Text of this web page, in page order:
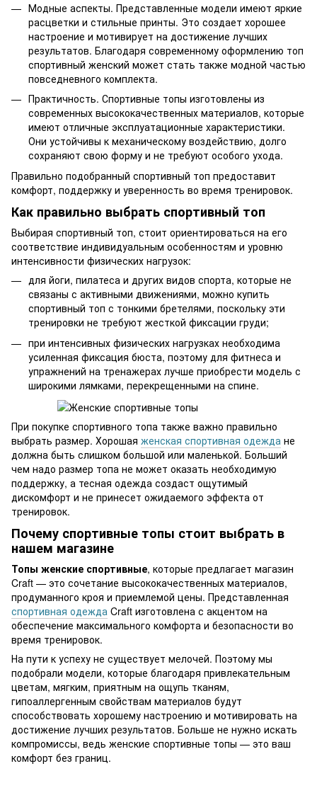
Модные аспекты. Представленные модели имеют яркие
расцветки и стильные принты. Это создает хорошее
настроение и мотивирует на достижение лучших
результатов. Благодаря современному оформлению топ
спортивный женский может стать также модной частью
повседневного комплекта.
Практичность. Спортивные топы изготовлены из
современных высококачественных материалов, которые
имеют отличные эксплуатационные характеристики.
Они устойчивы к механическому воздействию, долго
сохраняют свою форму и не требуют особого ухода.
Правильно подобранный спортивный топ предоставит
комфорт, поддержку и уверенность во время тренировок.
Как правильно выбрать спортивный топ
Выбирая спортивный топ, стоит ориентироваться на его
соответствие индивидуальным особенностям и уровню
интенсивности физических нагрузок:
для йоги, пилатеса и других видов спорта, которые не
связаны с активными движениями, можно купить
спортивный топ с тонкими бретелями, поскольку эти
тренировки не требуют жесткой фиксации груди;
при интенсивных физических нагрузках необходима
усиленная фиксация бюста, поэтому для фитнеса и
упражнений на тренажерах лучше приобрести модель с
широкими лямками, перекрещенными на спине.
При покупке спортивного топа также важно правильно
выбрать размер. Хорошая женская спортивная одежда не
должна быть слишком большой или маленькой. Больший
чем надо размер топа не может оказать необходимую
поддержку, а тесная одежда создаст ощутимый
дискомфорт и не принесет ожидаемого эффекта от
тренировок.
Почему спортивные топы стоит выбрать в
нашем магазине
Топы женские спортивные, которые предлагает магазин
Craft — это сочетание высококачественных материалов,
продуманного кроя и приемлемой цены. Представленная
спортивная одежда Craft изготовлена с акцентом на
обеспечение максимального комфорта и безопасности во
время тренировок.
На пути к успеху не существует мелочей. Поэтому мы
подобрали модели, которые благодаря привлекательным
цветам, мягким, приятным на ощупь тканям,
гипоаллергенным свойствам материалов будут
способствовать хорошему настроению и мотивировать на
достижение лучших результатов. Больше не нужно искать
компромиссы, ведь женские спортивные топы — это ваш
комфорт без границ.